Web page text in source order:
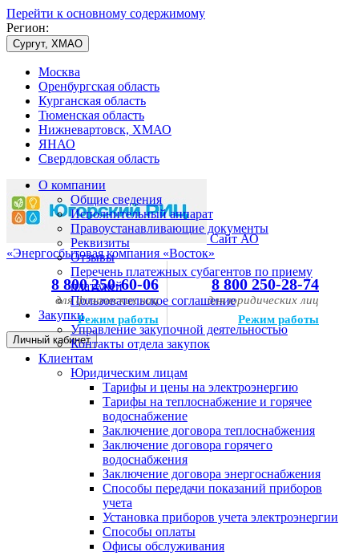
Перейти к основному содержимому
Регион:
Сургут, ХМАО
Москва
Оренбургская область
Курганская область
Тюменская область
Нижневартовск, ХМАО
ЯНАО
Свердловская область
Сайт АО
«Энергосбытовая компания «Восток»
8 800 250-60-06
для физических лиц
Режим работы
8 800 250-28-74
для юридических лиц
Режим работы
Личный кабинет
О компании
Общие сведения
Исполнительный аппарат
Правоустанавливающие документы
Реквизиты
Отзывы
Перечень платежных субагентов по приему
платежей
Пользовательское соглашение
Закупки
Управление закупочной деятельностью
Контакты отдела закупок
Клиентам
Юридическим лицам
Тарифы и цены на электроэнергию
Тарифы на теплоснабжение и горячее
водоснабжение
Заключение договора теплоснабжения
Заключение договора горячего
водоснабжения
Заключение договора энергоснабжения
Способы передачи показаний приборов
учета
Установка приборов учета электроэнергии
Способы оплаты
Офисы обслуживания